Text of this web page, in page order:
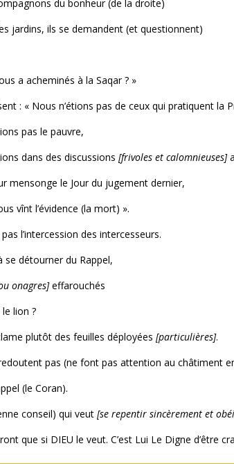
du bonheur (de la droite)
jardins, ils se demandent (et questionnent)
a acheminés à la Saqar ? »
: « Nous n’étions pas de ceux qui pratiquent la
pas le pauvre,
dans des discussions [frivoles et calomnieuses]
mensonge le Jour du jugement dernier,
vînt l’évidence (la mort) ».
l’intercession des intercesseurs.
se détourner du Rappel,
onagres]effarouchés
lion ?
plutôt des feuilles déployées [particulières].
pas (ne font pas attention au châtiment
(le Coran).
conseil) qui veut [se repentir sincèrement et
que si DIEU le veut. C’est Lui Le Digne d’être